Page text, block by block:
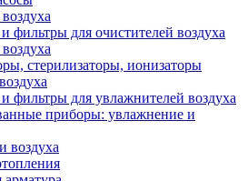
фильтры для очистителей воздуха
стерилизаторы, ионизаторы
фильтры для увлажнителей воздуха
приборы: увлажнение и
воздуха